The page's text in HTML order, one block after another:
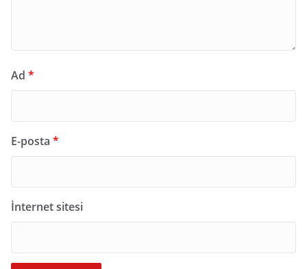
Ad *
E-posta *
İnternet sitesi